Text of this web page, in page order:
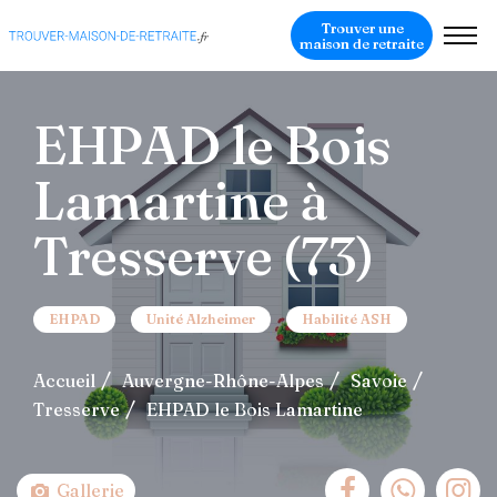
Trouver une
maison de retraite
EHPAD le Bois
Lamartine à
Tresserve (73)
EHPAD Unité Alzheimer Habilité ASH
Accueil Auvergne-Rhône-Alpes
Savoie
Tresserve
EHPAD le Bois Lamartine
Gallerie